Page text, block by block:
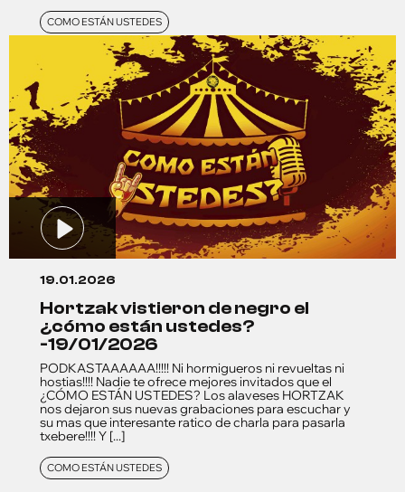
COMO ESTÁN USTEDES
19.01.2026
hortzak vistieron de negro el
¿cómo están ustedes?
-19/01/2026
PODKASTAAAAAA!!!!! Ni hormigueros ni revueltas ni
hostias!!!! Nadie te ofrece mejores invitados que el
¿CÓMO ESTÁN USTEDES? Los alaveses HORTZAK
nos dejaron sus nuevas grabaciones para escuchar y
su mas que interesante ratico de charla para pasarla
txebere!!!! Y [...]
COMO ESTÁN USTEDES